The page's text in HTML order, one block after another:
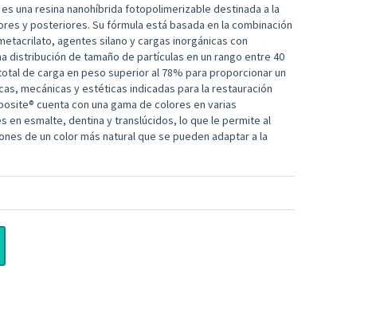
una resina nanohíbrida fotopolimerizable destinada a la
y posteriores. Su fórmula está basada en la combinación
agentes silano y cargas inorgánicas con
distribución de tamaño de partículas en un rango entre 40
de carga en peso superior al 78% para proporcionar un
mecánicas y estéticas indicadas para la restauración
cuenta con una gama de colores en varias
en esmalte, dentina y translúcidos, lo que le permite al
de un color más natural que se pueden adaptar a la